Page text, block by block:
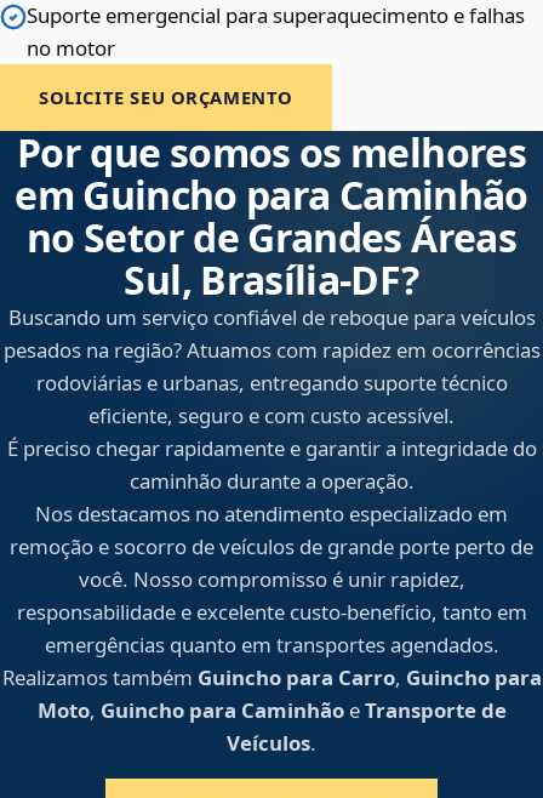
Suporte emergencial para superaquecimento e falhas
no motor
SOLICITE SEU ORÇAMENTO
Por que somos os melhores
em Guincho para Caminhão
no Setor de Grandes Áreas
Sul, Brasília‑DF?
Buscando um serviço confiável de reboque para veículos
pesados na região? Atuamos com rapidez em ocorrências
rodoviárias e urbanas, entregando suporte técnico
eficiente, seguro e com custo acessível.
É preciso chegar rapidamente e garantir a integridade do
caminhão durante a operação.
Nos destacamos no atendimento especializado em
remoção e socorro de veículos de grande porte perto de
você. Nosso compromisso é unir rapidez,
responsabilidade e excelente custo-benefício, tanto em
emergências quanto em transportes agendados.
Realizamos também Guincho para Carro, Guincho para
Moto, Guincho para CaminhãoeTransporte de
Veículos.